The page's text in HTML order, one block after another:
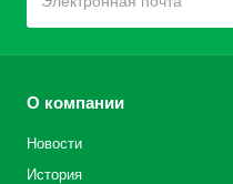
О компании
Новости
История